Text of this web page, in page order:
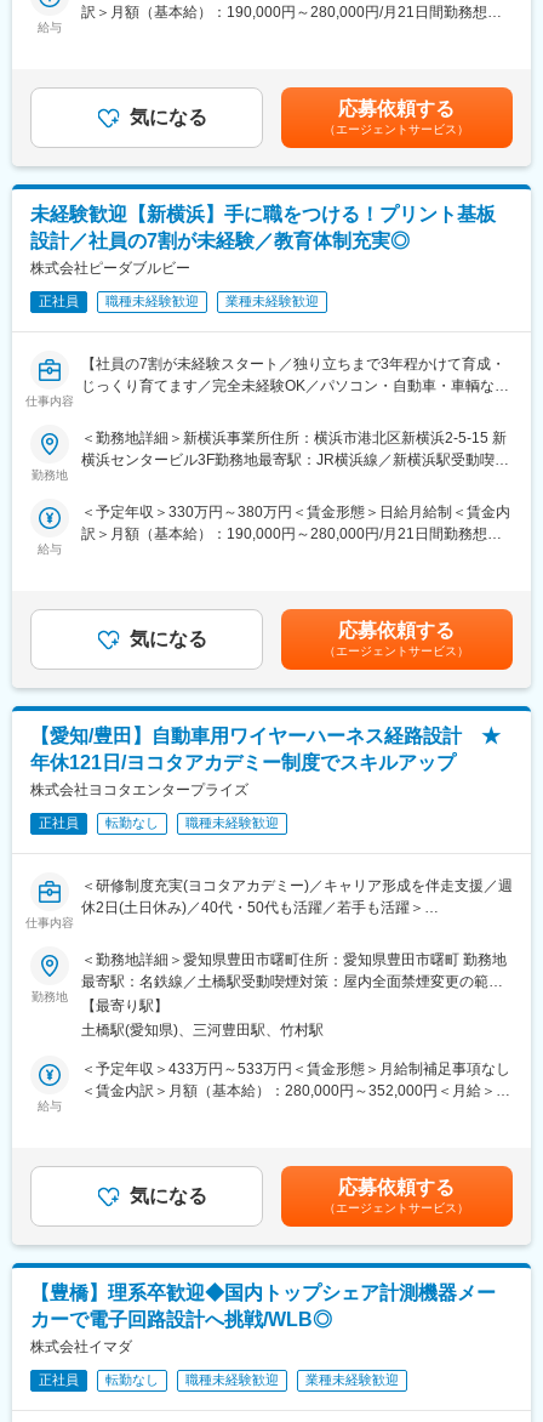
・３年目で１人で1件対応できることを目指す
していくこともできます。また、設計スキルが身につくため市場
価値が上がります。
・将来的に幹部として活躍いただける可能性がございます。
◎主要取引先
三菱電機/ソニー/住友グループ/パナソニックグループ/ルネサスエ
レクトロニクス/旭化成エレクトロニクス/デンソー/東芝デバイス
＆ストレージ/サイプレスセミコンダクタ/オン・セミコンダクタ
ー/日清紡ホールディングス 日立製作所/安川電機 他（敬称略、
順不同）
決めるいわば「脳」のような機能を果たすのがレイアウト設計
◎教育体制：
～入社時未経験者が7割！チーム全体で育てるプロセスがあります
・専属の教育担当がつき、一連の流れをサポートします。担当が
いないときでもチーム一丸となって支えますのでご安心くださ
い。
～教育の流れ～
・一部の作業を行い、知識を深める、先輩のお打合せにも同席
・３年目で１人で1件対応できることを目指す
＜レイアウト設計の流れ＞
（1）顧客とのお打合せ
（3） 電気配線: 部品同士をつなぐ電線の経路を設計
（4）干渉の回避: 部品や配線が互いに干渉せず、効率よく動作す
※設計（7割）、顧客折衝＆メールやりとり（3割）
※メールでのやりとりに加えWEBや訪問での打合せとなります。
・ゆくゆくは1人で部品の策定をしたり、１から製品を顧客と開発
していくこともできます。また、設計スキルが身につくため市場
◎主要取引先
三菱電機/ソニー/住友グループ/パナソニックグループ/ルネサスエ
レクトロニクス/旭化成エレクトロニクス/デンソー/東芝デバイス
＆ストレージ/サイプレスセミコンダクタ/オン・セミコンダクタ
ー/日清紡ホールディングス 日立製作所/安川電機 他（敬称略、
順不同）
変更の範囲：会社の定める業務
給与
訳＞月額（基本給）：190,000円～280,000円/月21日間勤務想定
ります。月給(月額)は固定手当を含めた表記です。
気になる 応募依頼する
（エージェントサービス）
未経験歓迎【新横浜】手に職をつける！プリント基板
設計／社員の7割が未経験／教育体制充実◎
株式会社ピーダブルビー
正社員 職種未経験歓迎 業種未経験歓迎
仕事内容
【社員の7割が未経験スタート／独り立ちまで3年程かけて育成・
じっくり育てます／完全未経験OK／パソコン・自動車・車輌など
電子基板の製作・設計を行う同社にて、レイアウト設計のポジシ
ョンを募集します。
電子部品を複数載せた板のことです。パソコンや車両、ロボット
などを動かすために不可欠なものです。
で、基板にどんな部品を、どの位置に置くのかを策定します。
これによって、自動運転システムやスマートフォンの5G機能など
を実現しています。
＜レイアウト設計の流れ＞
（1）顧客とのお打合せ
（2）部品の配置: 各部品をどこに置かれるかを決める
（3） 電気配線: 部品同士をつなぐ電線の経路を設計
（4）干渉の回避: 部品や配線が互いに干渉せず、効率よく動作す
るように工夫
※設計（7割）、顧客折衝＆メールやりとり（3割）
◎教育体制：
・設計部門には9名（20代・30代・40代・50代）の社員がいま
す。
・専属の教育担当がつき、一連の流れをサポートします。担当が
いないときでもチーム一丸となって支えますのでご安心くださ
い。
～教育の流れ～
◎キャリアパス～あなたの想いが新たな製品につながります～
・ゆくゆくは1人で部品の策定をしたり、１から製品を顧客と開発
・将来的に幹部として活躍いただける可能性がございます。
◎主要取引先
三菱電機/ソニー/住友グループ/パナソニックグループ/ルネサスエ
レクトロニクス/旭化成エレクトロニクス/デンソー/東芝デバイス
＆ストレージ/サイプレスセミコンダクタ/オン・セミコンダクタ
ー/日清紡ホールディングス 日立製作所/安川電機 他（敬称略、
勤務地
＜勤務地詳細＞新横浜事業所住所：横浜市港北区新横浜2-5-15 新
横浜センタービル3F勤務地最寄駅：JR横浜線／新横浜駅受動喫煙
給与
＜予定年収＞330万円～380万円＜賃金形態＞日給月給制＜賃金内
訳＞月額（基本給）：190,000円～280,000円/月21日間勤務想定
選考を通じて上下する可能性があります。月給(月額)は固定手当を
含めた表記です。
気になる 応募依頼する
（エージェントサービス）
【愛知/豊田】自動車用ワイヤーハーネス経路設計 ★
年休121日/ヨコタアカデミー制度でスキルアップ
株式会社ヨコタエンタープライズ
正社員 転勤なし 職種未経験歓迎
仕事内容
＜研修制度充実(ヨコタアカデミー)／キャリア形成を伴走支援／週
休2日(土日休み)／40代・50代も活躍／若手も活躍＞
アチェンジを支援する制度が整っています。設計スキルを磨きた
い方、顧客折衝や提案力を身につけたい方に最適な環境です。研
修や社内転職制度を活用し、長期的な成長を目指せます。
■業務内容
自動車の重要な電装部品であるワイヤーハーネスやコネクタの設
計業務をお任せします
■具体的には：
・顧客の仕様に基づく設計変更の対応と調整
・取付提案および技術的交渉
◎使用ツール：CATIA V5
◎設計だけでなく、顧客対応や仕様検討、提案まで幅広い業務に
携われるため、総合的なスキルを習得できます
■ヨコタアカデミー制度：
プ・キャリアチェンジを目指すことができる研修制度です。
教育用の動画や課題をカリキュラム化して、ご自身のペースで習
勤務地
＜勤務地詳細＞愛知県豊田市曙町住所：愛知県豊田市曙町 勤務地
最寄駅：名鉄線／土橋駅受動喫煙対策：屋内全面禁煙変更の範
囲：会社の定める事業所
【最寄り駅】
土橋駅(愛知県)、三河豊田駅、竹村駅
給与
＜予定年収＞433万円～533万円＜賃金形態＞月給制補足事項なし
＜賃金内訳＞月額（基本給）：280,000円～352,000円＜月給＞
可能性があります。月給(月額)は固定手当を含めた表記です。
気になる 応募依頼する
（エージェントサービス）
【豊橋】理系卒歓迎◆国内トップシェア計測機器メー
カーで電子回路設計へ挑戦/WLB◎
株式会社イマダ
正社員 転勤なし 職種未経験歓迎 業種未経験歓迎